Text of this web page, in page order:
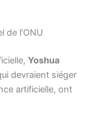
de l’ONU
Yoshua
devraient siéger
artificielle, ont